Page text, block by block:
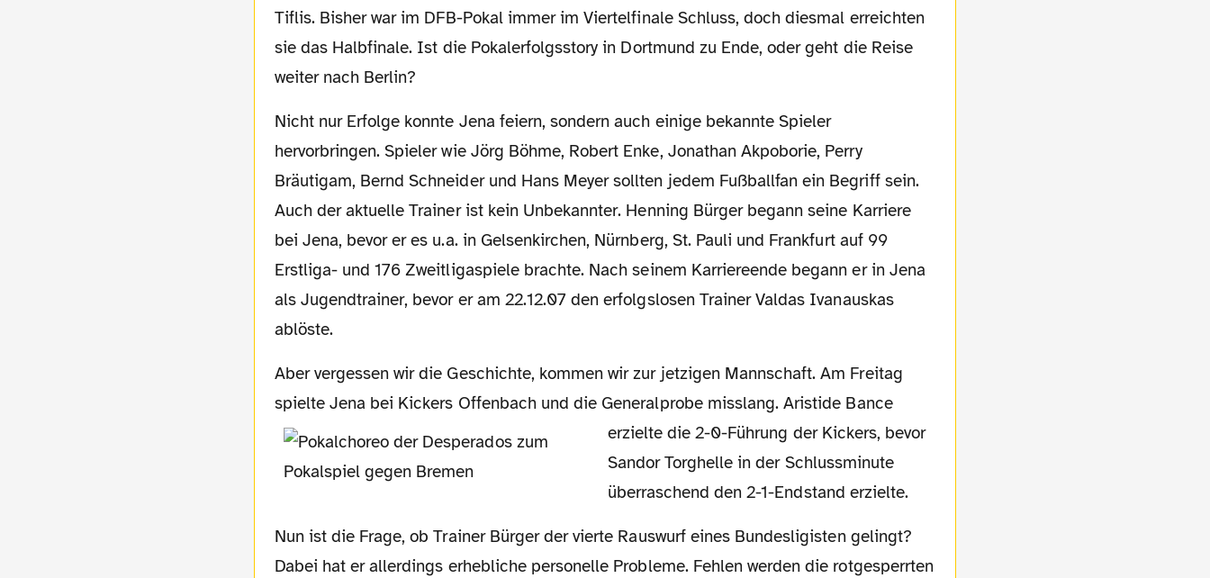
Tiflis. Bisher war im DFB-Pokal immer im Viertelfinale Schluss, doch diesmal erreichten
sie das Halbfinale. Ist die Pokalerfolgsstory in Dortmund zu Ende, oder geht die Reise
weiter nach Berlin?
Nicht nur Erfolge konnte Jena feiern, sondern auch einige bekannte Spieler
hervorbringen. Spieler wie Jörg Böhme, Robert Enke, Jonathan Akpoborie, Perry
Bräutigam, Bernd Schneider und Hans Meyer sollten jedem Fußballfan ein Begriff sein.
Auch der aktuelle Trainer ist kein Unbekannter. Henning Bürger begann seine Karriere
bei Jena, bevor er es u.a. in Gelsenkirchen, Nürnberg, St. Pauli und Frankfurt auf 99
Erstliga- und 176 Zweitligaspiele brachte. Nach seinem Karriereende begann er in Jena
als Jugendtrainer, bevor er am 22.12.07 den erfolgslosen Trainer Valdas Ivanauskas
ablöste.
Aber vergessen wir die Geschichte, kommen wir zur jetzigen Mannschaft. Am Freitag
spielte Jena bei Kickers Offenbach und die Generalprobe misslang. Aristide Bance
erzielte die 2-0-Führung der Kickers, bevor
Sandor Torghelle in der Schlussminute
überraschend den 2-1-Endstand erzielte.
Nun ist die Frage, ob Trainer Bürger der vierte Rauswurf eines Bundesligisten gelingt?
Dabei hat er allerdings erhebliche personelle Probleme. Fehlen werden die rotgesperrten